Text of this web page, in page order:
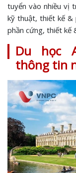
tuyển vào nhiều vị
kỹ thuật, thiết kế
phần cứng, thiết kế
Du học
thông tin